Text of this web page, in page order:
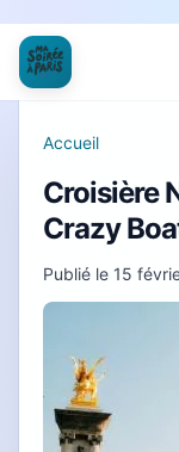
Accueil
Croisière
Crazy
Publié le 15